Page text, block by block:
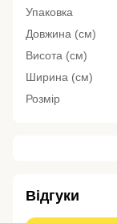
Упаковка
Довжина (см)
Висота (см)
Ширина (см)
Розмір
Відгуки